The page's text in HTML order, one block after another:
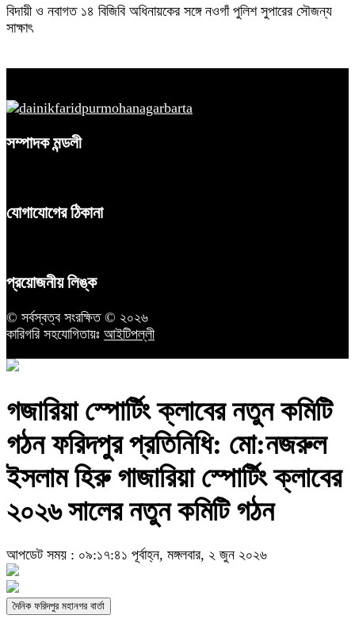
বিদায়ী ও নবাগত ১৪ বিজিবি অধিনায়কের সঙ্গে নওগাঁ পুলিশ সুপারের সৌজন্য
সাক্ষাৎ
সম্পাদক মন্ডলী
যোগাযোগের ঠিকানা
প্রয়োজনীয় লিঙ্ক
© সর্বস্বত্ব সংরক্ষিত © ২০২৬
কারিগরি সহযোগিতায়ঃ আইটিপল্লী
গজারিয়া স্পোর্টিং ক্লাবের নতুন কমিটি
গঠন ফরিদপুর প্রতিনিধি: মো:নজরুল
ইসলাম হিরু গাজারিয়া স্পোর্টিং ক্লাবের
২০২৬ সালের নতুন কমিটি গঠন
আপডেট সময় : ০৯:১৭:৪১ পূর্বাহ্ন, মঙ্গলবার, ২ জুন ২০২৬
দৈনিক ফরিদপুর মহানগর বার্তা